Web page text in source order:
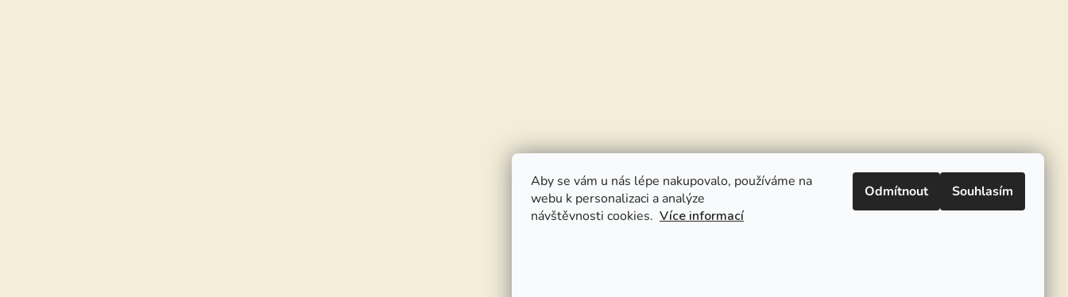
Aby se vám u nás lépe nakupovalo, používáme na
webu k personalizaci a analýze
návštěvnosti cookies. Více informací
Odmítnout Souhlasím